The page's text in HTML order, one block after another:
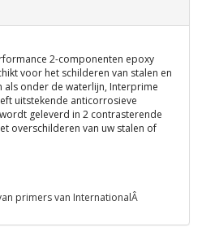
2-componenten epoxy
voor het schilderen van stalen en
onder de waterlijn, Interprime
uitstekende anticorrosieve
geleverd in 2 contrasterende
overschilderen van uw stalen of
primers van InternationalÂ